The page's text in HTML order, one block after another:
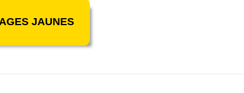
JAUNES